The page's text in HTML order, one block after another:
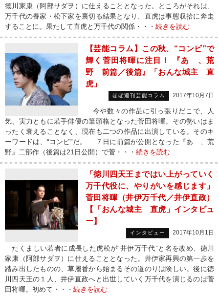
徳川家康（阿部サダヲ）に仕えることとなった。ところがそれは、
万千代の養家・松下家を裏切る結果となり、直虎は事態収拾に奔走
することに。果たして直虎と万千代の関係・・・ 続きを読む
【芸能コラム】この秋、“コンビ”で
輝く菅田将暉に注目！ 『あゝ、荒
野 前篇／後篇』「おんな城主 直
虎」
ほぼ週刊芸能コラム 2017年10月7日
今や数々の作品に引っ張りだこで、人
気、実力ともに若手俳優の筆頭格となった菅田将暉。その勢いはま
ったく衰えることなく、現在も二つの作品に出演している。そのキ
ーワードは、“コンビ”だ。 ７日に前篇が公開となった『あゝ、荒
野』二部作（後篇は21日公開）で菅・・・ 続きを読む
「徳川四天王まではい上がっていく
万千代役に、やりがいを感じます」
菅田将暉（井伊万千代／井伊直政）
【「おんな城主 直虎」インタビュ
ー】
インタビュー 2017年10月1日
たくましい若者に成長した虎松が“井伊万千代”と名を改め、徳川
家康（阿部サダヲ）に仕えることとなった。井伊家再興の第一歩を
踏み出したものの、草履番から始まるその道のりは険しい。後に徳
川四天王の１人、井伊直政へと出世していく万千代を演じるのは菅
田将暉。初めて・・・ 続きを読む